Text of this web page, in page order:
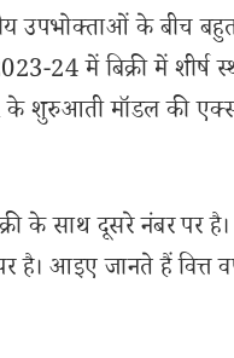
उपभोक्ताओं के बीच
24 में बिक्री में
R के शुरुआती मॉडल की
के साथ दूसरे नंबर पर
आइए जानते हैं वित्त